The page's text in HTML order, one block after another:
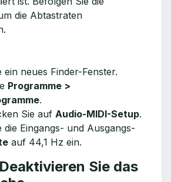
die Abtastraten
ein neues Finder-Fenster.
Programme >
.
Sie auf Audio-MIDI-Setup.
die Eingangs- und Ausgangs-
auf 44,1 Hz ein.
Sie das